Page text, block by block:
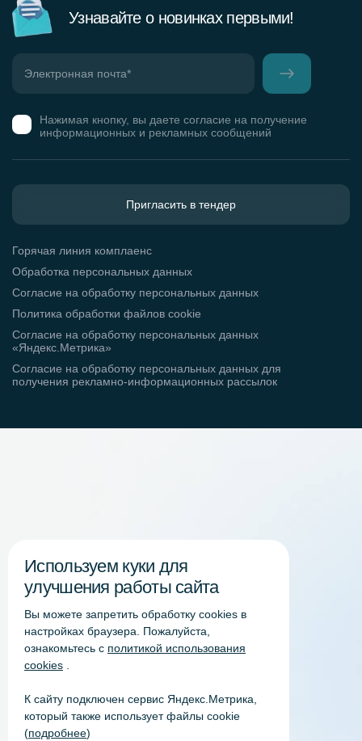
Узнавайте о новинках первыми!
Нажимая кнопку, вы даете согласие на получение
информационных и рекламных сообщений
Горячая линия комплаенс
Обработка персональных данных
Согласие на обработку персональных данных
Политика обработки файлов cookie
Согласие на обработку персональных данных
«Яндекс.Метрика»
Согласие на обработку персональных данных для
получения рекламно-информационных рассылок
Пригласить в тендер
Используем куки для
улучшения работы сайта
Вы можете запретить обработку сookies в
настройках браузера. Пожалуйста,
ознакомьтесь с политикой использования
cookies
К сайту подключен сервис Яндекс.Метрика,
который также использует файлы cookie
(подробнее)